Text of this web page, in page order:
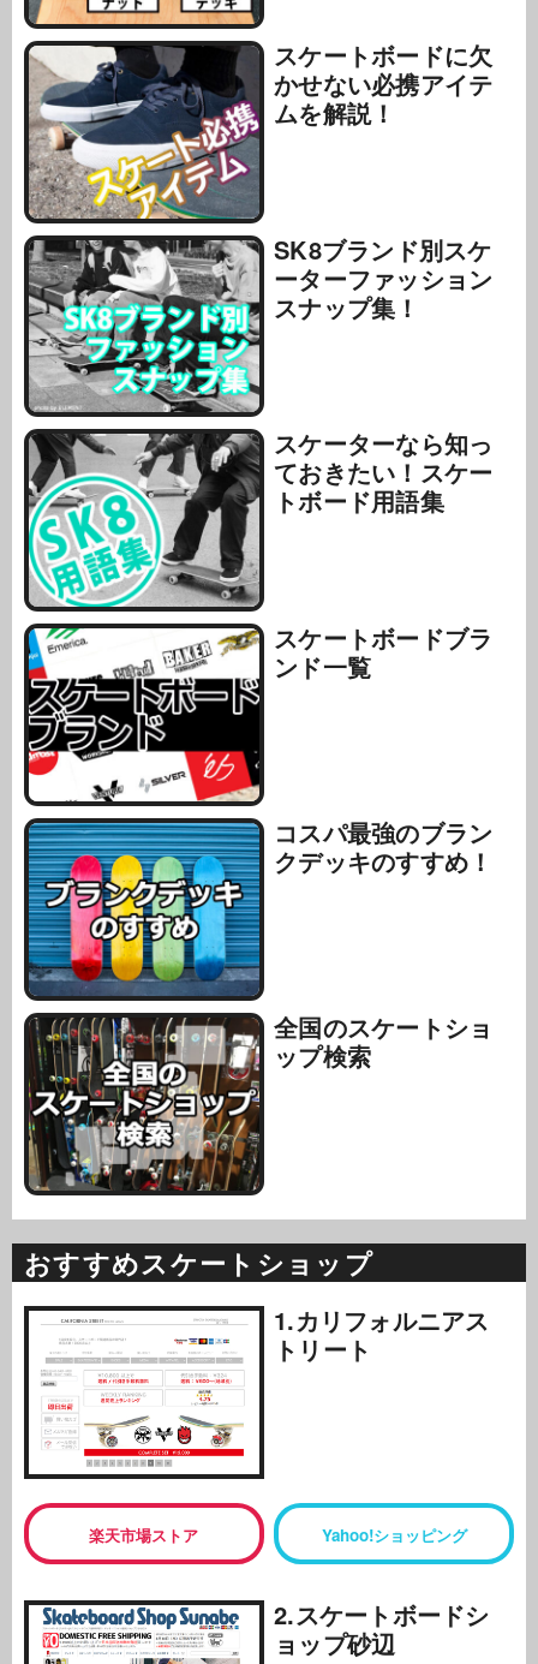
スケートボードに欠
かせない必携アイテ
ムを解説！
SK8ブランド別スケ
ーターファッション
スナップ集！
スケーターなら知っ
ておきたい！スケー
トボード用語集
スケートボードブラ
ンド一覧
コスパ最強のブラン
クデッキのすすめ！
全国のスケートショ
ップ検索
おすすめスケートショップ
1.カリフォルニアス
トリート
楽天市場ストア Yahoo!ショッピング
2.スケートボードシ
ョップ砂辺